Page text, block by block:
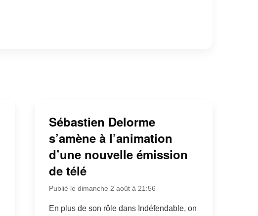
Sébastien Delorme
s’amène à l’animation
d’une nouvelle émission
de télé
Publié le dimanche 2 août à 21:56
En plus de son rôle dans Indéfendable, on